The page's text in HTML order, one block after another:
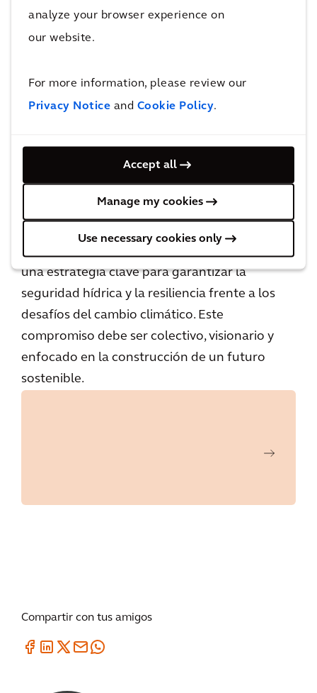
analyze your browser experience on
our website.
For more information, please review our
Privacy Notice and Cookie Policy.
Accept all
Manage my cookies
Use necessary cookies only
su protección tiene en la seguridad hídrica
regional. Con estrategias de gestión hídrica
podemos enfrentar los retos del cambio
climático y garantizar que el agua, fuente de
venideras.
En este Día Mundial del Agua, el llamado es a
actuar con urgencia, la gestión hídrica de
cuencas no solo es una herramienta para la
conservación de los glaciares, sino también
una estrategia clave para garantizar la
seguridad hídrica y la resiliencia frente a los
desafíos del cambio climático. Este
compromiso debe ser colectivo, visionario y
enfocado en la construcción de un futuro
sostenible.
Compartir con tus amigos